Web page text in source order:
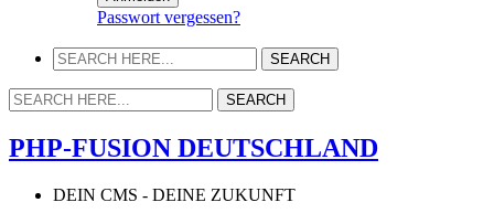
Passwort vergessen?
PHP-FUSION DEUTSCHLAND
DEIN CMS - DEINE ZUKUNFT